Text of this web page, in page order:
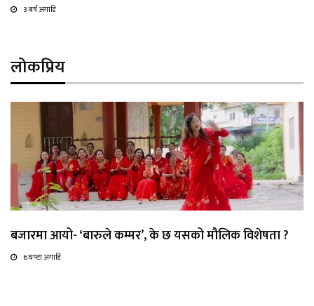
3 बर्ष अगाडि
लोकप्रिय
बजारमा आयो- ‘बारुले कम्मर’, के छ यसको मौलिक विशेषता ?
6 घण्टा अगाडि